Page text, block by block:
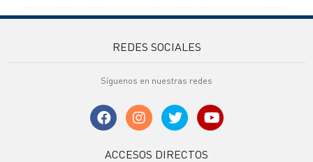
REDES SOCIALES
Síguenos en nuestras redes
ACCESOS DIRECTOS